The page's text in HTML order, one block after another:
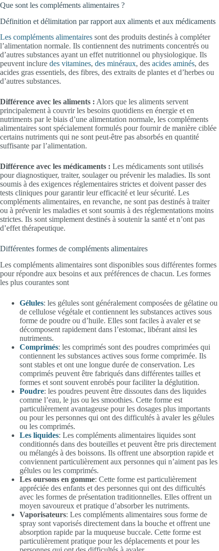
Que sont les compléments alimentaires ?
Définition et délimitation par rapport aux aliments et aux médicaments
Les compléments alimentaires sont des produits destinés à compléter
l’alimentation normale. Ils contiennent des nutriments concentrés ou
d’autres substances ayant un effet nutritionnel ou physiologique. Ils
peuvent inclure des vitamines, des minéraux, des acides aminés, des
acides gras essentiels, des fibres, des extraits de plantes et d’herbes ou
d’autres substances.
Différence avec les aliments : Alors que les aliments servent
principalement à couvrir les besoins quotidiens en énergie et en
nutriments par le biais d’une alimentation normale, les compléments
alimentaires sont spécialement formulés pour fournir de manière ciblée
certains nutriments qui ne sont peut-être pas absorbés en quantité
suffisante par l’alimentation.
Différence avec les médicaments : Les médicaments sont utilisés
pour diagnostiquer, traiter, soulager ou prévenir les maladies. Ils sont
soumis à des exigences réglementaires strictes et doivent passer des
tests cliniques pour garantir leur efficacité et leur sécurité. Les
compléments alimentaires, en revanche, ne sont pas destinés à traiter
ou à prévenir les maladies et sont soumis à des réglementations moins
strictes. Ils sont simplement destinés à soutenir la santé et n’ont pas
d’effet thérapeutique.
Différentes formes de compléments alimentaires
Les compléments alimentaires sont disponibles sous différentes formes
pour répondre aux besoins et aux préférences de chacun. Les formes
les plus courantes sont
Gélules: les gélules sont généralement composées de gélatine ou
de cellulose végétale et contiennent les substances actives sous
forme de poudre ou d’huile. Elles sont faciles à avaler et se
décomposent rapidement dans l’estomac, libérant ainsi les
nutriments.
Comprimés: les comprimés sont des poudres comprimées qui
contiennent les substances actives sous forme comprimée. Ils
sont stables et ont une longue durée de conservation. Les
comprimés peuvent être fabriqués dans différentes tailles et
formes et sont souvent enrobés pour faciliter la déglutition.
Poudre: les poudres peuvent être dissoutes dans des liquides
comme l’eau, le jus ou les smoothies. Cette forme est
particulièrement avantageuse pour les dosages plus importants
ou pour les personnes qui ont des difficultés à avaler les gélules
ou les comprimés.
Les liquides: Les compléments alimentaires liquides sont
conditionnés dans des bouteilles et peuvent être pris directement
ou mélangés à des boissons. Ils offrent une absorption rapide et
conviennent particulièrement aux personnes qui n’aiment pas les
gélules ou les comprimés.
Les oursons en gomme: Cette forme est particulièrement
appréciée des enfants et des personnes qui ont des difficultés
avec les formes de présentation traditionnelles. Elles offrent un
moyen savoureux et pratique d’absorber les nutriments.
Vaporisateurs: Les compléments alimentaires sous forme de
spray sont vaporisés directement dans la bouche et offrent une
absorption rapide par la muqueuse buccale. Cette forme est
particulièrement pratique pour les déplacements et pour les